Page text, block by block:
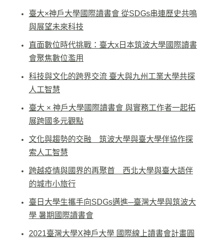
臺大×神戶大學國際讀書會 從SDGs串連歷史共鳴
與展望未來科技
直面數位時代挑戰：臺大x日本筑波大學國際讀書
會聚焦數位濫用
科技與文化的跨界交流 臺大與九州工業大學共探
人工智慧
臺大 × 神戶大學國際讀書會 與實務工作者一起拓
展跨國多元觀點
文化與趨勢的交融 筑波大學與臺大學伴協作探
索人工智慧
跨越疫情與國界的再聚首 西北大學與臺大語伴
的城市小旅行
臺日大學生攜手向SDGs邁進─臺灣大學與筑波大
學 暑期國際讀書會
2021臺灣大學X神戶大學 國際線上讀書會計畫圓